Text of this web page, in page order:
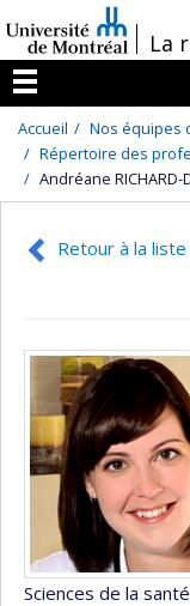
au
contenu
/La
Menu
Accueil
Nos équipes
Répertoire des
Andréane RICHARD-
Retour à la
Sciences de la santé